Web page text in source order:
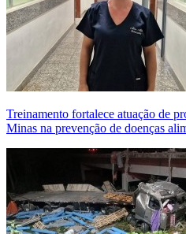
Treinamento fortalece atuação de
Minas na prevenção de doenças